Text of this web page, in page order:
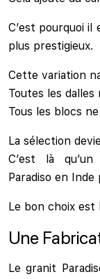
C’est pourquoi il
plus prestigieux.
Cette variation
Toutes les
Tous les blocs
La sélection
C’est là
Paradiso en
Le bon choix est
Une
Le granit